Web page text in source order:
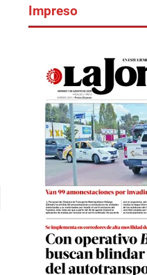
Impreso